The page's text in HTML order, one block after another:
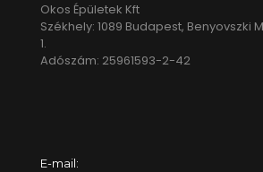
Okos Épületek Kft
Székhely: 1089 Budapest, Benyovszki
1.
Adószám: 25961593-2-42
E-mail: